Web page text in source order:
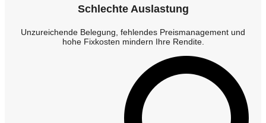
Schlechte Auslastung
Unzureichende Belegung, fehlendes Preismanagement und
hohe Fixkosten mindern Ihre Rendite.